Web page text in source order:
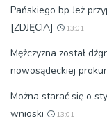
Pańskiego bp Jeż
[ZDJĘCIA]
13:01
Mężczyzna został
nowosądeckiej
Można starać się o
wnioski
13:01